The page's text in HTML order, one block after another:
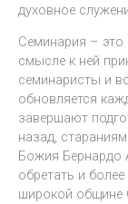
духовное
Семинария – это
смысле к ней
семинаристы и
обновляется
завершают
назад,
Божия Бернардо
обретать и
широкой общине